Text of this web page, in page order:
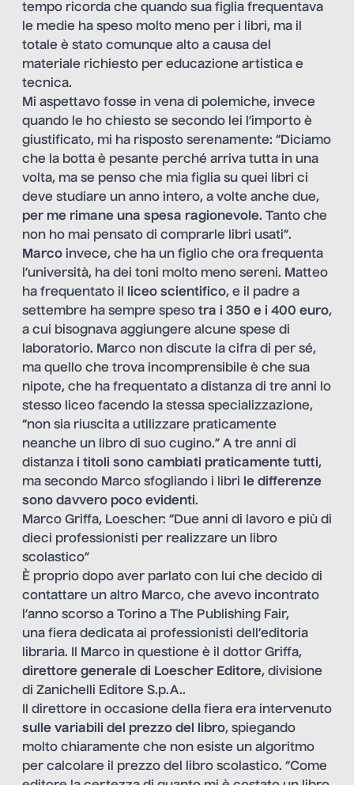
tempo ricorda che quando sua figlia frequentava
le medie ha speso molto meno per i libri, ma il
totale è stato comunque alto a causa del
materiale richiesto per educazione artistica e
tecnica.
Mi aspettavo fosse in vena di polemiche, invece
quando le ho chiesto se secondo lei l’importo è
giustificato, mi ha risposto serenamente: “Diciamo
che la botta è pesante perché arriva tutta in una
volta, ma se penso che mia figlia su quei libri ci
deve studiare un anno intero, a volte anche due,
per me rimane una spesa ragionevole. Tanto che
non ho mai pensato di comprarle libri usati”.
Marco invece, che ha un figlio che ora frequenta
l’università, ha dei toni molto meno sereni. Matteo
ha frequentato il
liceo scientifico, e il padre a
settembre ha sempre speso tra i 350 e i 400 euro,
a cui bisognava aggiungere alcune spese di
laboratorio. Marco non discute la cifra di per sé,
ma quello che trova incomprensibile è che sua
nipote, che ha frequentato a distanza di tre anni lo
stesso liceo facendo la stessa specializzazione,
“non sia riuscita a utilizzare praticamente
neanche un libro di suo cugino.” A tre anni di
distanza i titoli sono cambiati praticamente tutti,
ma secondo Marco sfogliando i libri le differenze
sono davvero poco evidenti.
Marco Griffa, Loescher: “Due anni di lavoro e più di
dieci professionisti per realizzare un libro
scolastico”
È proprio dopo aver parlato con lui che decido di
contattare un altro Marco, che avevo incontrato
l’anno scorso a Torino a The Publishing Fair,
una fiera dedicata ai professionisti dell’editoria
libraria. Il Marco in questione è il dottor Griffa,
direttore generale di Loescher Editore, divisione
di Zanichelli Editore S.p.A..
Il direttore in occasione della fiera era intervenuto
sulle variabili del prezzo del libro, spiegando
molto chiaramente che non esiste un algoritmo
per calcolare il prezzo del libro scolastico. “Come